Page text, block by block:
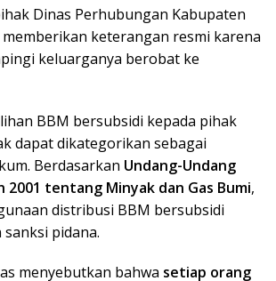
Dinas Perhubungan Kabupaten
keterangan resmi karena
keluarganya berobat ke
BBM bersubsidi kepada pihak
dapat dikategorikan sebagai
Berdasarkan Undang-Undang
2001 tentang Minyak dan Gas Bumi,
distribusi BBM bersubsidi
pidana.
menyebutkan bahwa setiap orang